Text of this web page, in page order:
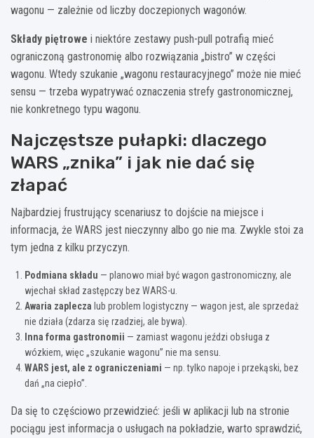
wagonu — zależnie od liczby doczepionych wagonów.
Składy piętrowe i niektóre zestawy push-pull potrafią mieć
ograniczoną gastronomię albo rozwiązania „bistro” w części
wagonu. Wtedy szukanie „wagonu restauracyjnego” może nie mieć
sensu — trzeba wypatrywać oznaczenia strefy gastronomicznej,
nie konkretnego typu wagonu.
Najczęstsze pułapki: dlaczego
WARS „znika” i jak nie dać się
złapać
Najbardziej frustrujący scenariusz to dojście na miejsce i
informacja, że WARS jest nieczynny albo go nie ma. Zwykle stoi za
tym jedna z kilku przyczyn.
Podmiana składu — planowo miał być wagon gastronomiczny, ale
wjechał skład zastępczy bez WARS-u.
Awaria zaplecza lub problem logistyczny — wagon jest, ale sprzedaż
nie działa (zdarza się rzadziej, ale bywa).
Inna forma gastronomii — zamiast wagonu jeździ obsługa z
wózkiem, więc „szukanie wagonu” nie ma sensu.
WARS jest, ale z ograniczeniami — np. tylko napoje i przekąski, bez
dań „na ciepło”.
Da się to częściowo przewidzieć: jeśli w aplikacji lub na stronie
pociągu jest informacja o usługach na pokładzie, warto sprawdzić,